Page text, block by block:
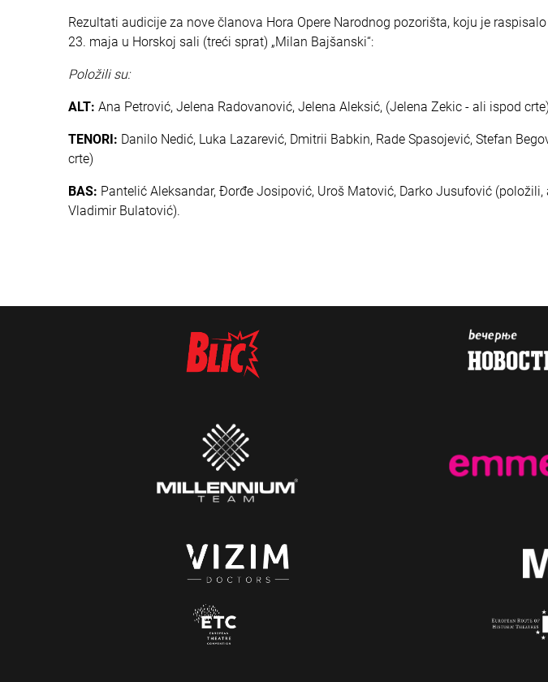
Rezultati audicije za nove članova Hora Opere Narodnog pozorišta, koju je
23. maja u Horskoj sali (treći sprat) „Milan Bajšanski“:
Položili su:
ALT: Ana Petrović, Jelena Radovanović, Jelena Aleksić, (Jelena Zekic - ali ispod crte)
TENORI: Danilo Nedić, Luka Lazarević, Dmitrii Babkin, Rade Spasojević, Stefan
crte)
BAS: Pantelić Aleksandar, Đorđe Josipović, Uroš Matović, Darko Jusufović
Vladimir Bulatović).